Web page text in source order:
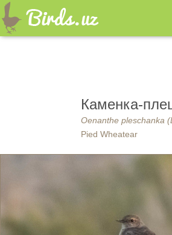
Каменка-
Oenanthe pleschanka
Pied Wheatear